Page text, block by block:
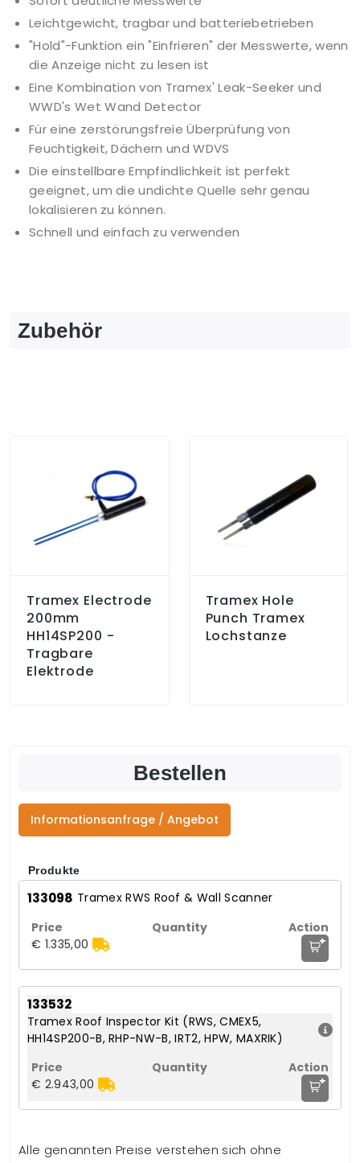
Leichtgewicht, tragbar und batteriebetrieben
"Hold"-Funktion ein "Einfrieren" der Messwerte, wenn
die Anzeige nicht zu lesen ist
Eine Kombination von Tramex' Leak-Seeker und
WWD's Wet Wand Detector
Für eine zerstörungsfreie Überprüfung von
Feuchtigkeit, Dächern und WDVS
Die einstellbare Empfindlichkeit ist perfekt
geeignet, um die undichte Quelle sehr genau
lokalisieren zu können.
Schnell und einfach zu verwenden
Zubehör
Tramex Electrode
200mm
HH14SP200 -
Tragbare
Elektrode
Tramex Hole
Punch Tramex
Lochstanze
Bestellen
Informationsanfrage / Angebot
Produkte
133098 Tramex RWS Roof & Wall Scanner
€ 1.335,00 +
133532
Tramex Roof Inspector Kit (RWS, CMEX5,
HH14SP200-B, RHP-NW-B, IRT2, HPW, MAXRIK)
€ 2.943,00 +
Alle genannten Preise verstehen sich ohne